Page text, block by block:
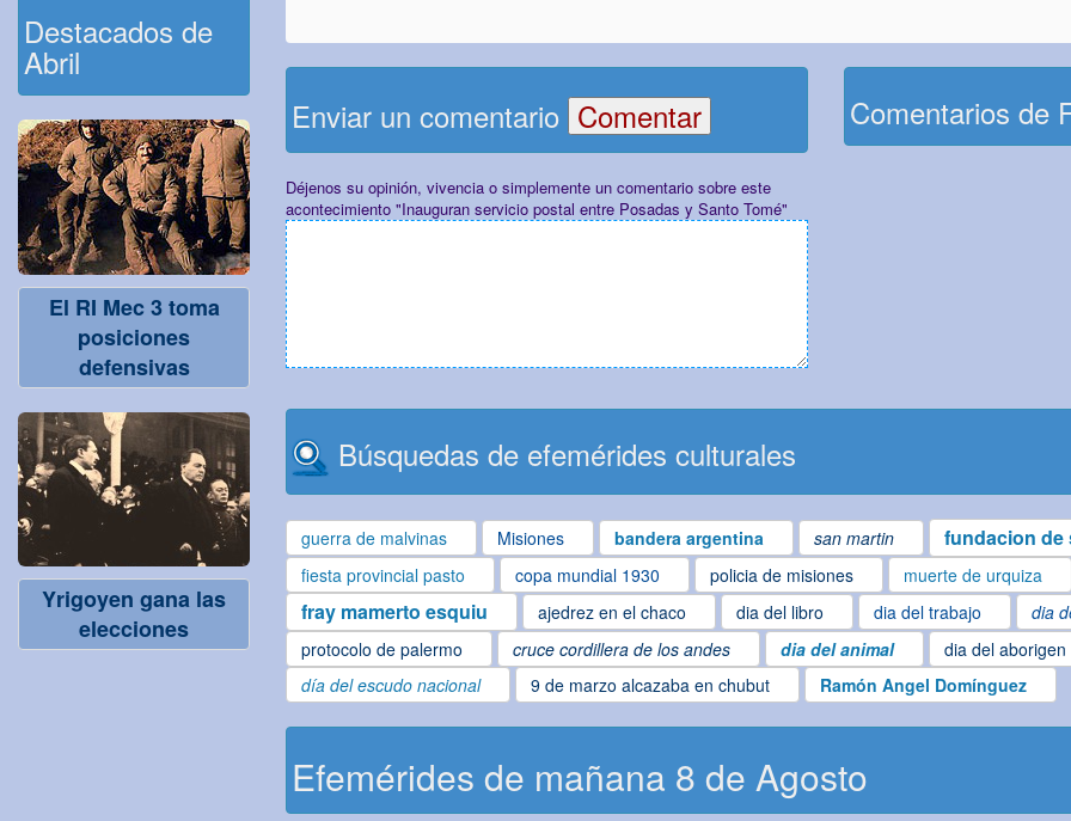
Destacados de
Abril
El RI Mec 3 toma
posiciones
defensivas
Yrigoyen gana las
elecciones
Enviar un comentario
Déjenos su opinión, vivencia o simplemente un comentario sobre este
acontecimiento "Inauguran servicio postal entre Posadas y Santo Tomé"
Comentarios de
Búsquedas de efemérides culturales
guerra de malvinas Misiones bandera argentina san martin fundacion de
fiesta provincial pasto
copa mundial 1930 policia de misiones muerte de urquiza
fray mamerto esquiu ajedrez en el chaco dia del libro dia del trabajo dia
protocolo de palermo cruce cordillera de los andes dia del animal dia del aborigen
día del escudo nacional
9 de marzo alcazaba en chubut Ramón Angel Domínguez
Efemérides de mañana 8 de Agosto